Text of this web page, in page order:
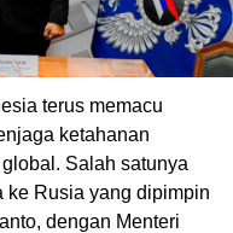
terus memacu
ketahanan
Salah satunya
Rusia yang dipimpin
, dengan Menteri